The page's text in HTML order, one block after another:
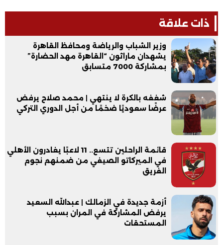
ذات علاقة
وزير الشباب والرياضة ومحافظ القاهرة
يشهدان ماراثون “القاهرة مهد الحضارة”
بمشاركة 7000 متسابق
شغفه بالكرة لا ينتهي | محمد صلاح يرفض
عرضًا سعوديًا ضخمًا من أجل الدوري التركي
قائمة الراحلين تتسع.. 11 لاعبًا يغادرون الأهلي
في الميركاتو الصيفي من ضمنهم نجوم
الفريق
أزمة جديدة في الزمالك | عبدالله السعيد
يرفض المشاركة في المران بسبب
المستحقات